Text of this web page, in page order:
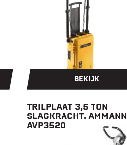
BEKIJK
TRILPLAAT 3,5 TON
SLAGKRACHT. AMMANN
AVP3520